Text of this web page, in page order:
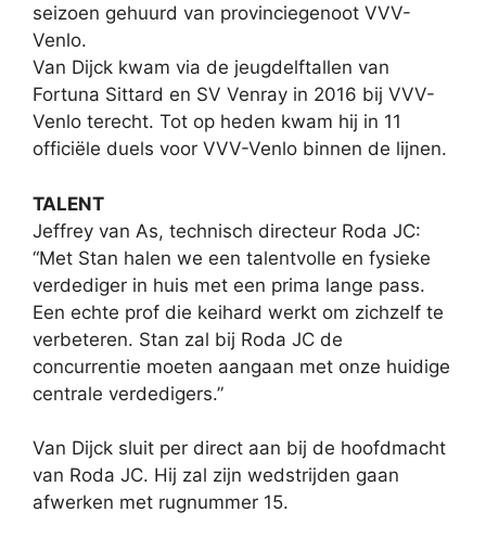
seizoen gehuurd van provinciegenoot VVV-
Venlo.
Van Dijck kwam via de jeugdelftallen van
Fortuna Sittard en SV Venray in 2016 bij VVV-
Venlo terecht. Tot op heden kwam hij in 11
officiële duels voor VVV-Venlo binnen de lijnen.
TALENT
Jeffrey van As, technisch directeur Roda JC:
“Met Stan halen we een talentvolle en fysieke
verdediger in huis met een prima lange pass.
Een echte prof die keihard werkt om zichzelf te
verbeteren. Stan zal bij Roda JC de
concurrentie moeten aangaan met onze huidige
centrale verdedigers.”
Van Dijck sluit per direct aan bij de hoofdmacht
van Roda JC. Hij zal zijn wedstrijden gaan
afwerken met rugnummer 15.